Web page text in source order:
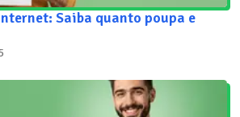
Saiba quanto poupa e